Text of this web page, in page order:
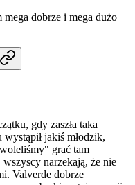
mega dobrze i mega dużo
gdy zaszła taka
jakiś młodzik,
grać tam
narzekają, że nie
Valverde dobrze